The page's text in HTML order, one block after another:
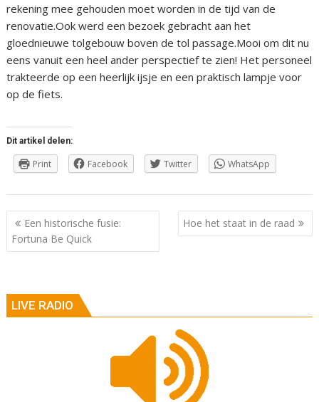
rekening mee gehouden moet worden in de tijd van de
renovatie.Ook werd een bezoek gebracht aan het
gloednieuwe tolgebouw boven de tol passage.Mooi om dit nu
eens vanuit een heel ander perspectief te zien! Het personeel
trakteerde op een heerlijk ijsje en een praktisch lampje voor
op de fiets.
Dit artikel delen:
Print Facebook Twitter WhatsApp
Berichtnavigatie
Een historische fusie:
Fortuna Be Quick
Hoe het staat in de raad
LIVE RADIO